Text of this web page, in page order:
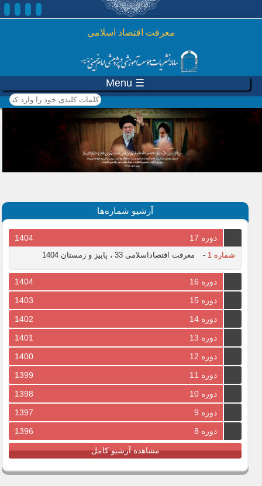
رفتن به محتوای اصلی
معرفت اقتصاد اسلامی
☰ Menu
کلمات کلیدی خود را وارد
کنید
آرشیو شماره‌ها
دوره 17 1404
شماره 1 - معرفت اقتصاداسلامی 33 ، پاییز و زمستان 1404
دوره 16
1404
دوره 15
1403
دوره 14
1402
دوره 13
1401
دوره 12
1400
دوره 11
1399
دوره 10
1398
دوره 9
1397
دوره 8
1396
مشاهده آرشیو کامل